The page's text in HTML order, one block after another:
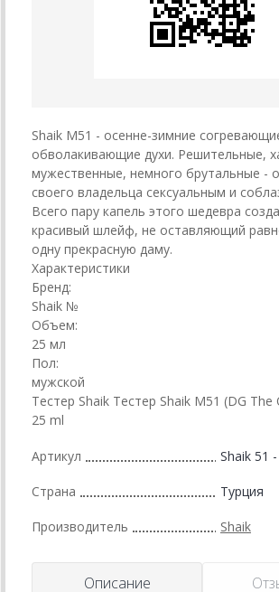
Shaik M51 - осенне-зимние
обволакивающие духи. Решительные,
мужественные, немного брутальные -
своего владельца сексуальным и
Всего пару капель этого шедевра
красивый шлейф, не оставляющий
одну прекрасную даму.
Характеристики
Бренд:
Shaik №
Объем:
25 мл
Пол:
мужской
Тестер Shaik Тестер Shaik M51 (DG The
25 ml
Артикул Shaik 51
Страна Турция
Производитель Shaik
Описание